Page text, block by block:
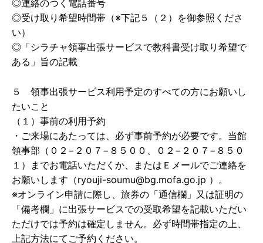
◎連絡のつく電話番号
◎受け取り希望時間帯（※下記５（２）を御参照くださ
い）
◎「シラチャ領事出張サービスで教科書受け取り希望で
ある」旨の記載
５ 領事出張サービス利用予定のすべての方にお願いし
たいこと
（１）事前の利用予約
・ご来場にあたっては、必ず事前予約が必要です。当館
領事部（０２−２０７−８５００、０２−２０７−８５０
１）までお電話いただくか、またはＥメールでご連絡を
お願いします（ryouji-soumu@bg.mofa.go.jp ）。
※オンライン申請に際し、旅券の「通信欄」又は証明の
「備考欄」に出張サービスでの受取希望を記載いただい
ただけでは予約は確定しません。必ず時間帯指定の上、
上記方法にてご予約ください。